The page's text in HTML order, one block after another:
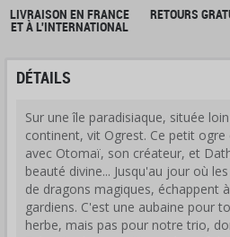
LIVRAISON EN FRANCE
ET À L'INTERNATIONAL
RETOURS
DÉTAILS
Sur une île paradisiaque, située
continent, vit Ogrest. Ce petit
avec Otomaï, son créateur, et
beauté divine... Jusqu'au jour où
de dragons magiques, échappent
gardiens. C'est une aubaine pour
herbe, mais pas pour notre trio,